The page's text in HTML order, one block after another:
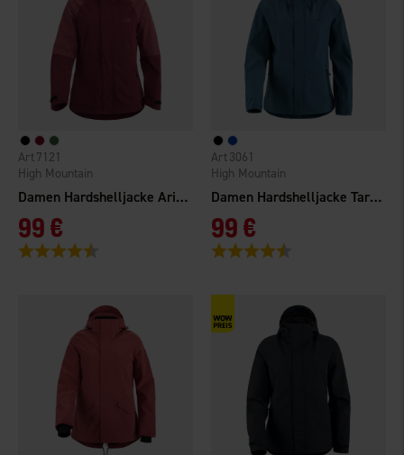
Damen Hardshelljacke Arizona WP
High Mountain
7121
99 €
Bewertung:
Damen Hardshelljacke Tarfala Light WP
High Mountain
3061
99 €
Bewertung: